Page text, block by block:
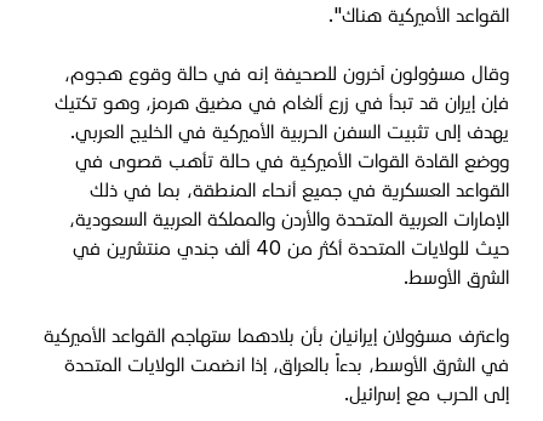
القواعد الأميركية هناك".
وقال مسؤولون آخرون للصحيفة إنه في حالة وقوع هجوم،
فإن إيران قد تبدأ في زرع ألغام في مضيق هرمز، وهو تكتيك
يهدف إلى تثبيت السفن الحربية الأميركية في الخليج العربي.
ووضع القادة القوات الأميركية في حالة تأهب قصوى في
القواعد العسكرية في جميع أنحاء المنطقة، بما في ذلك
الإمارات العربية المتحدة والأردن والمملكة العربية السعودية،
حيث للولايات المتحدة أكثر من 40 ألف جندي منتشرين في
الشرق الأوسط.
واعترف مسؤولان إيرانيان بأن بلادهما ستهاجم القواعد الأميركية
في الشرق الأوسط، بدءاً بالعراق، إذا انضمت الولايات المتحدة
إلى الحرب مع إسرائيل.